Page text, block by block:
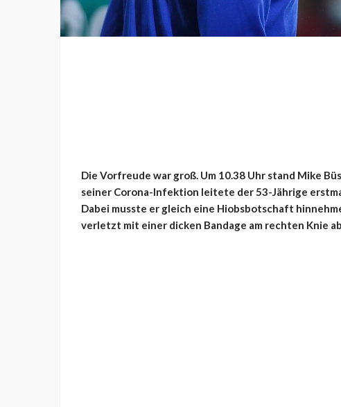
Die Vorfreude war groß. Um 10.38 Uhr stand Mike
seiner Corona-Infektion leitete der 53-Jährige
Dabei musste er gleich eine Hiobsbotschaft
verletzt mit einer dicken Bandage am rechten Knie